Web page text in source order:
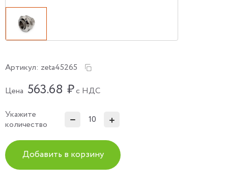
Артикул: zeta45265
Цена 563.68 ₽с НДС
Укажите
количество
Добавить в корзину